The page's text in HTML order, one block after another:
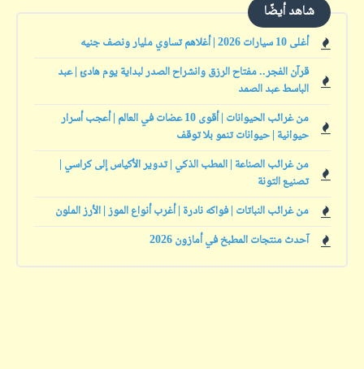
شاهد أيضًا
أغلى 10 سيارات 2026 | أغلاهم تساوي مليار ونصف جنيه
قرآن الفجر.. مفتاح الرزق وانشراح الصدر لبداية يوم هادئ | عبد
الباسط عبد الصمد
من غرائب الحيوانات | أقوى 10 عضات في العالم | أعجب أسرار
حيوانية | حيوانات تنمو بلا توقف
من غرائب الصناعة | المطب الذكي | تدوير الأكياس إلى كراسي |
تصنيع التونة
من غرائب النباتات | فواكه نادرة | أغرب أنواع الموز | الأرز الملون
آحدث منتجات المطبخ في أمازون 2026